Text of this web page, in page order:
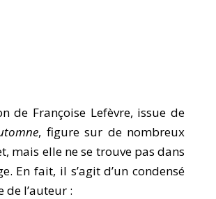
de Françoise Lefèvre, issue de
, figure sur de nombreux
mais elle ne se trouve pas dans
En fait, il s’agit d’un condensé
de l’auteur :